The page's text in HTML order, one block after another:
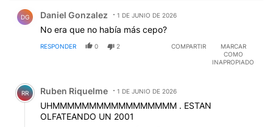
DG Daniel Gonzalez 1 DE JUNIO DE 2026
No era que no había más cepo?
RESPONDER 0 2 COMPARTIR
MARCAR
COMO
INAPROPIADO
Comentario de Ruben Riquelme.
RR Ruben Riquelme 1 DE JUNIO DE 2026
UHMMMMMMMMMMMMMMMMM . ESTAN
OLFATEANDO UN 2001